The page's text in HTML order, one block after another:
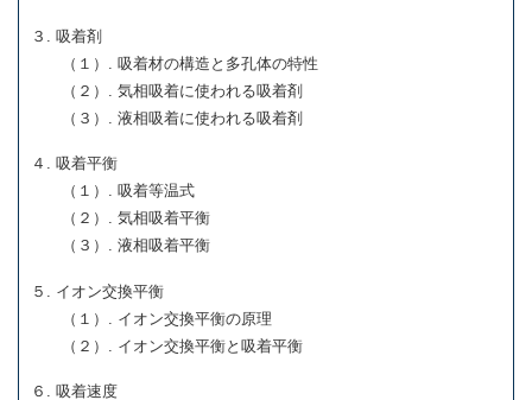
３. 吸着剤
（１）. 吸着材の構造と多孔体の特性
（２）. 気相吸着に使われる吸着剤
（３）. 液相吸着に使われる吸着剤
４. 吸着平衡
（１）. 吸着等温式
（２）. 気相吸着平衡
（３）. 液相吸着平衡
５. イオン交換平衡
（１）. イオン交換平衡の原理
（２）. イオン交換平衡と吸着平衡
６. 吸着速度